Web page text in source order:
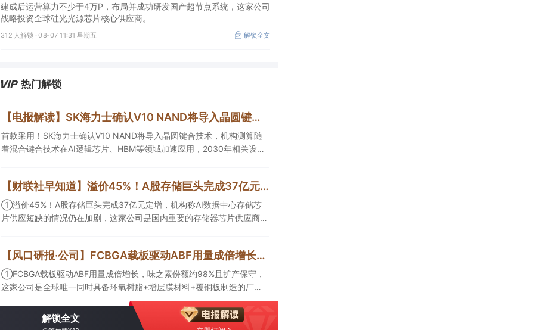
建成后运营算力不少于4万P，布局并成功研发国产超节点系统，这家公司
战略投资全球硅光光源芯片核心供应商。
312 人解锁 ·08-07 11:31 星期五 解锁全文
热门解锁
【电报解读】SK海力士确认V10 NAND将导入晶圆键合技术，机构测算随着混合键合技术在HBM等领域加速应用，2030年相关设备市场规模有望达到100亿元，这家公司正布局用于半导体存储器产品的测试设备
首款采用！SK海力士确认V10 NAND将导入晶圆键合技术，机构测算随
着混合键合技术在AI逻辑芯片、HBM等领域加速应用，2030年相关设备
【财联社早知道】溢价45%！A股存储巨头完成37亿元定增，机构称AI数据中心存储芯片供应短缺的情况仍在加剧；英伟达据悉拟向Lancium投资最高30亿美元，支持AI数据中心电力基础设施
①溢价45%！A股存储巨头完成37亿元定增，机构称AI数据中心存储芯
片供应短缺的情况仍在加剧，这家公司是国内重要的存储器芯片供应商之
力需求爆发倒逼电网快速扩容升级，这家公司的电线电缆已供货给算力数
据中心； ③这家公司在手订单充裕，算力基础设施建设与交付工作正有
序推进。
【风口研报·公司】FCBGA载板驱动ABF用量成倍增长，味之素份额约98%且扩产保守，这家公司是同时具备环氧树脂+增层膜材料+覆铜板制造的厂商；这家公司科技投资重点项目包括月之暗面、DeepSeek等
①FCBGA载板驱动ABF用量成倍增长，味之素份额约98%且扩产保守，
这家公司是全球唯一同时具备环氧树脂+增层膜材料+覆铜板制造的厂
商；②公司医疗健康与资产配置协同发展，其中科技投资覆盖模型、算
力与应用，重点项目包括月之暗面、DeepSeek等，资产价值有望逐步兑
解锁全文